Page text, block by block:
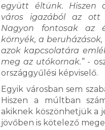
együtt éltünk. Hiszen
város igazából az ott
Nagyon fontosak az
környék, a
azok kapcsolatára
meg az utókornak.”-
országgyűlési képviselő.
Egyik városban sem
Hiszen a múltban
akiknek köszönhetjük a
jövőben is kötelező